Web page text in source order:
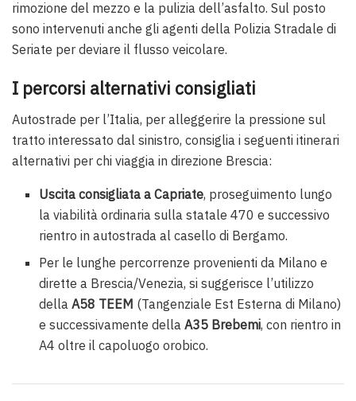
rimozione del mezzo e la pulizia dell’asfalto. Sul posto
sono intervenuti anche gli agenti della Polizia Stradale di
Seriate per deviare il flusso veicolare.
I percorsi alternativi consigliati
Autostrade per l’Italia, per alleggerire la pressione sul
tratto interessato dal sinistro, consiglia i seguenti itinerari
alternativi per chi viaggia in direzione Brescia:
Uscita consigliata a Capriate, proseguimento lungo
la viabilità ordinaria sulla statale 470 e successivo
rientro in autostrada al casello di Bergamo.
Per le lunghe percorrenze provenienti da Milano e
dirette a Brescia/Venezia, si suggerisce l’utilizzo
dellaA58 TEEM (Tangenziale Est Esterna di Milano)
e successivamente dellaA35 Brebemi, con rientro in
A4 oltre il capoluogo orobico.